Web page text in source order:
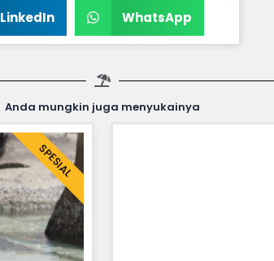
LinkedIn WhatsApp
Anda mungkin juga menyukainya
SPESIAL